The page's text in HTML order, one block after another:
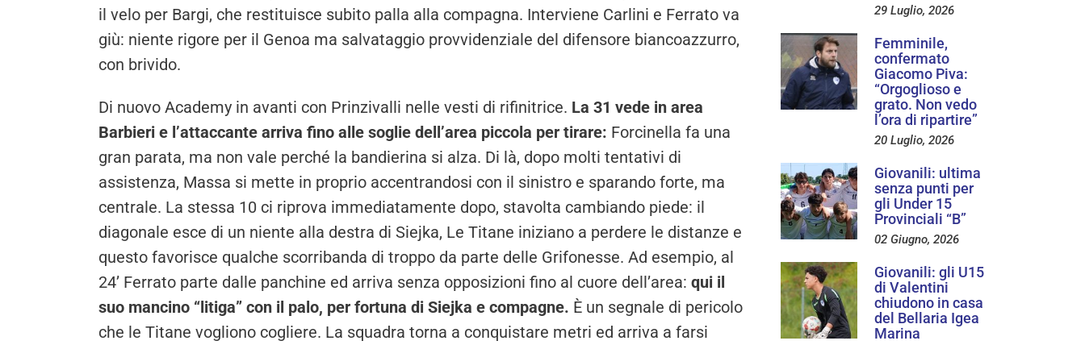
il velo per Bargi, che restituisce subito palla alla compagna. Interviene Carlini e Ferrato va
giù: niente rigore per il Genoa ma salvataggio provvidenziale del difensore biancoazzurro,
con brivido.
Di nuovo Academy in avanti con Prinzivalli nelle vesti di rifinitrice. La 31 vede in area
Barbieri e l’attaccante arriva fino alle soglie dell’area piccola per tirare: Forcinella fa una
gran parata, ma non vale perché la bandierina si alza. Di là, dopo molti tentativi di
assistenza, Massa si mette in proprio accentrandosi con il sinistro e sparando forte, ma
centrale. La stessa 10 ci riprova immediatamente dopo, stavolta cambiando piede: il
diagonale esce di un niente alla destra di Siejka, Le Titane iniziano a perdere le distanze e
questo favorisce qualche scorribanda di troppo da parte delle Grifonesse. Ad esempio, al
24’ Ferrato parte dalle panchine ed arriva senza opposizioni fino al cuore dell’area: qui il
suo mancino “litiga” con il palo, per fortuna di Siejka e compagne. È un segnale di pericolo
che le Titane vogliono cogliere. La squadra torna a conquistare metri ed arriva a farsi
29 Luglio, 2026
Femminile,
confermato
Giacomo Piva:
“Orgoglioso e
grato. Non vedo
l’ora di ripartire”
20 Luglio, 2026
Giovanili: ultima
senza punti per
gli Under 15
Provinciali “B”
02 Giugno, 2026
Giovanili: gli U15
di Valentini
chiudono in casa
del Bellaria Igea
Marina